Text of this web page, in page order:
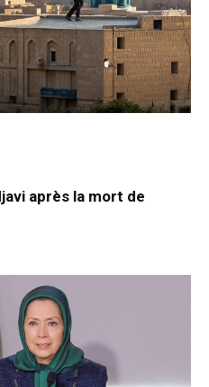
après la mort de